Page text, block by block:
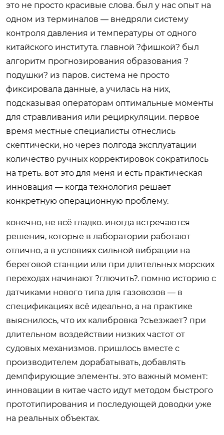
это не просто красивые слова. был у нас опыт на
одном из терминалов — внедряли систему
контроля давления и температуры от одного
китайского института. главной ?фишкой? был
алгоритм прогнозирования образования ?
подушки? из паров. система не просто
фиксировала данные, а училась на них,
подсказывая операторам оптимальные моменты
для стравливания или рециркуляции. первое
время местные специалисты отнеслись
скептически, но через полгода эксплуатации
количество ручных корректировок сократилось
на треть. вот это для меня и есть практическая
инновация — когда технология решает
конкретную операционную проблему.
конечно, не всё гладко. иногда встречаются
решения, которые в лаборатории работают
отлично, а в условиях сильной вибрации на
береговой станции или при длительных морских
переходах начинают ?глючить?. помню историю с
датчиками нового типа для газовозов — в
спецификациях всё идеально, а на практике
выяснилось, что их калибровка ?съезжает? при
длительном воздействии низких частот от
судовых механизмов. пришлось вместе с
производителем дорабатывать, добавлять
демпфирующие элементы. это важный момент:
инновации в китае часто идут методом быстрого
прототипирования и последующей доводки уже
на реальных объектах.